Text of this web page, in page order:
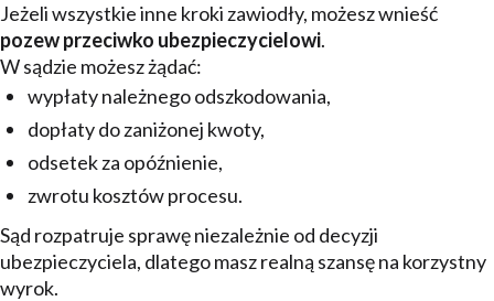
Jeżeli wszystkie inne kroki zawiodły, możesz wnieść
pozew przeciwko ubezpieczycielowi.
W sądzie możesz żądać:
wypłaty należnego odszkodowania,
dopłaty do zaniżonej kwoty,
odsetek za opóźnienie,
zwrotu kosztów procesu.
Sąd rozpatruje sprawę niezależnie od decyzji
ubezpieczyciela, dlatego masz realną szansę na korzystny
wyrok.